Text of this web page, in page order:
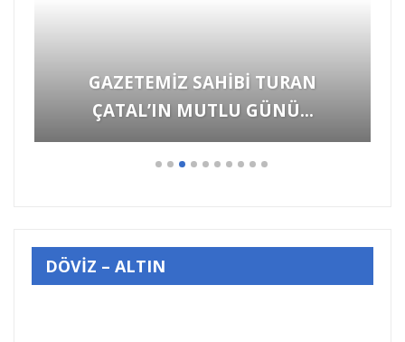
GAZETEMİZ SAHİBİ TURAN
ÇATAL’IN MUTLU GÜNÜ…
DÖVİZ – ALTIN